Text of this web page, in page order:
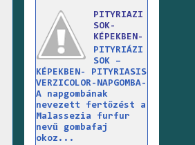
PITYRIAZI
SOK-
KÉPEKBEN-
PITYRIÁZI
SOK –
KÉPEKBEN- PITYRIASIS
VERZICOLOR-NAPGOMBA-
A napgombának
nevezett fertőzést a
Malassezia furfur
nevű gombafaj
okoz...